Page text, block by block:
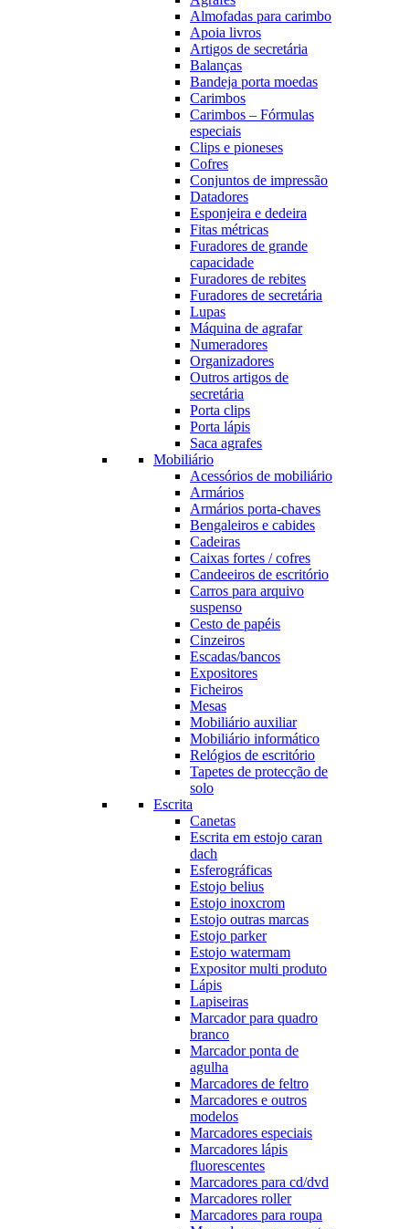
Almofadas para carimbo
Apoia livros
Artigos de secretária
Balanças
Bandeja porta moedas
Carimbos
Carimbos – Fórmulas
especiais
Clips e pioneses
Cofres
Conjuntos de impressão
Datadores
Esponjeira e dedeira
Fitas métricas
Furadores de grande
capacidade
Furadores de rebites
Furadores de secretária
Lupas
Máquina de agrafar
Numeradores
Organizadores
Outros artigos de
secretária
Porta clips
Porta lápis
Saca agrafes
Mobiliário
Acessórios de mobiliário
Armários
Armários porta-chaves
Bengaleiros e cabides
Cadeiras
Caixas fortes / cofres
Candeeiros de escritório
Carros para arquivo
suspenso
Cesto de papéis
Cinzeiros
Escadas/bancos
Expositores
Ficheiros
Mesas
Mobiliário auxiliar
Mobiliário informático
Relógios de escritório
Tapetes de protecção de
solo
Escrita
Canetas
Escrita em estojo caran
dach
Esferográficas
Estojo belius
Estojo inoxcrom
Estojo outras marcas
Estojo parker
Estojo watermam
Expositor multi produto
Lápis
Lapiseiras
Marcador para quadro
branco
Marcador ponta de
agulha
Marcadores de feltro
Marcadores e outros
modelos
Marcadores especiais
Marcadores lápis
fluorescentes
Marcadores para cd/dvd
Marcadores roller
Marcadores para roupa